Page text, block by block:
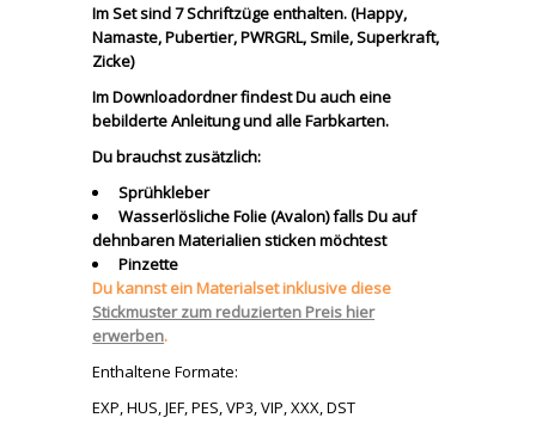
Im Set sind 7 Schriftzüge enthalten. (Happy,
Namaste, Pubertier, PWRGRL, Smile, Superkraft,
Zicke)
Im Downloadordner findest Du auch eine
bebilderte Anleitung und alle Farbkarten.
Du brauchst zusätzlich:
Sprühkleber
Wasserlösliche Folie (Avalon) falls Du auf
dehnbaren Materialien sticken möchtest
Pinzette
Du kannst ein Materialset inklusive diese
Stickmuster zum reduzierten Preis hier
erwerben.
Enthaltene Formate:
EXP, HUS, JEF, PES, VP3, VIP, XXX, DST